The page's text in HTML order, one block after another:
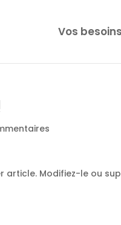
Vos besoins
article. Modifiez-le ou